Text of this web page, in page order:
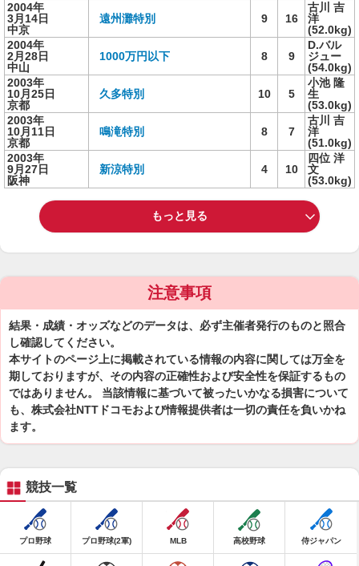
2004年
3月14日
中京
遠州灘特別 9 16
古川 吉
洋
(52.0kg)
2004年
2月28日
中山
1000万円以下 8 9
D.バル
ジュー
(54.0kg)
2003年
10月25日
京都
久多特別 10 5
小池 隆
生
(53.0kg)
2003年
10月11日
京都
鳴滝特別 8 7
古川 吉
洋
(51.0kg)
2003年
9月27日
阪神
新涼特別 4 10
四位 洋
文
(53.0kg)
もっと見る
注意事項
結果・成績・オッズなどのデータは、必ず主催者発行のものと照合
し確認してください。
本サイトのページ上に掲載されている情報の内容に関しては万全を
期しておりますが、その内容の正確性および安全性を保証するもの
ではありません。 当該情報に基づいて被ったいかなる損害について
も、株式会社NTTドコモおよび情報提供者は一切の責任を負いかね
ます。
競技一覧
プロ野球 プロ野球(2軍) MLB 高校野球 侍ジャパン